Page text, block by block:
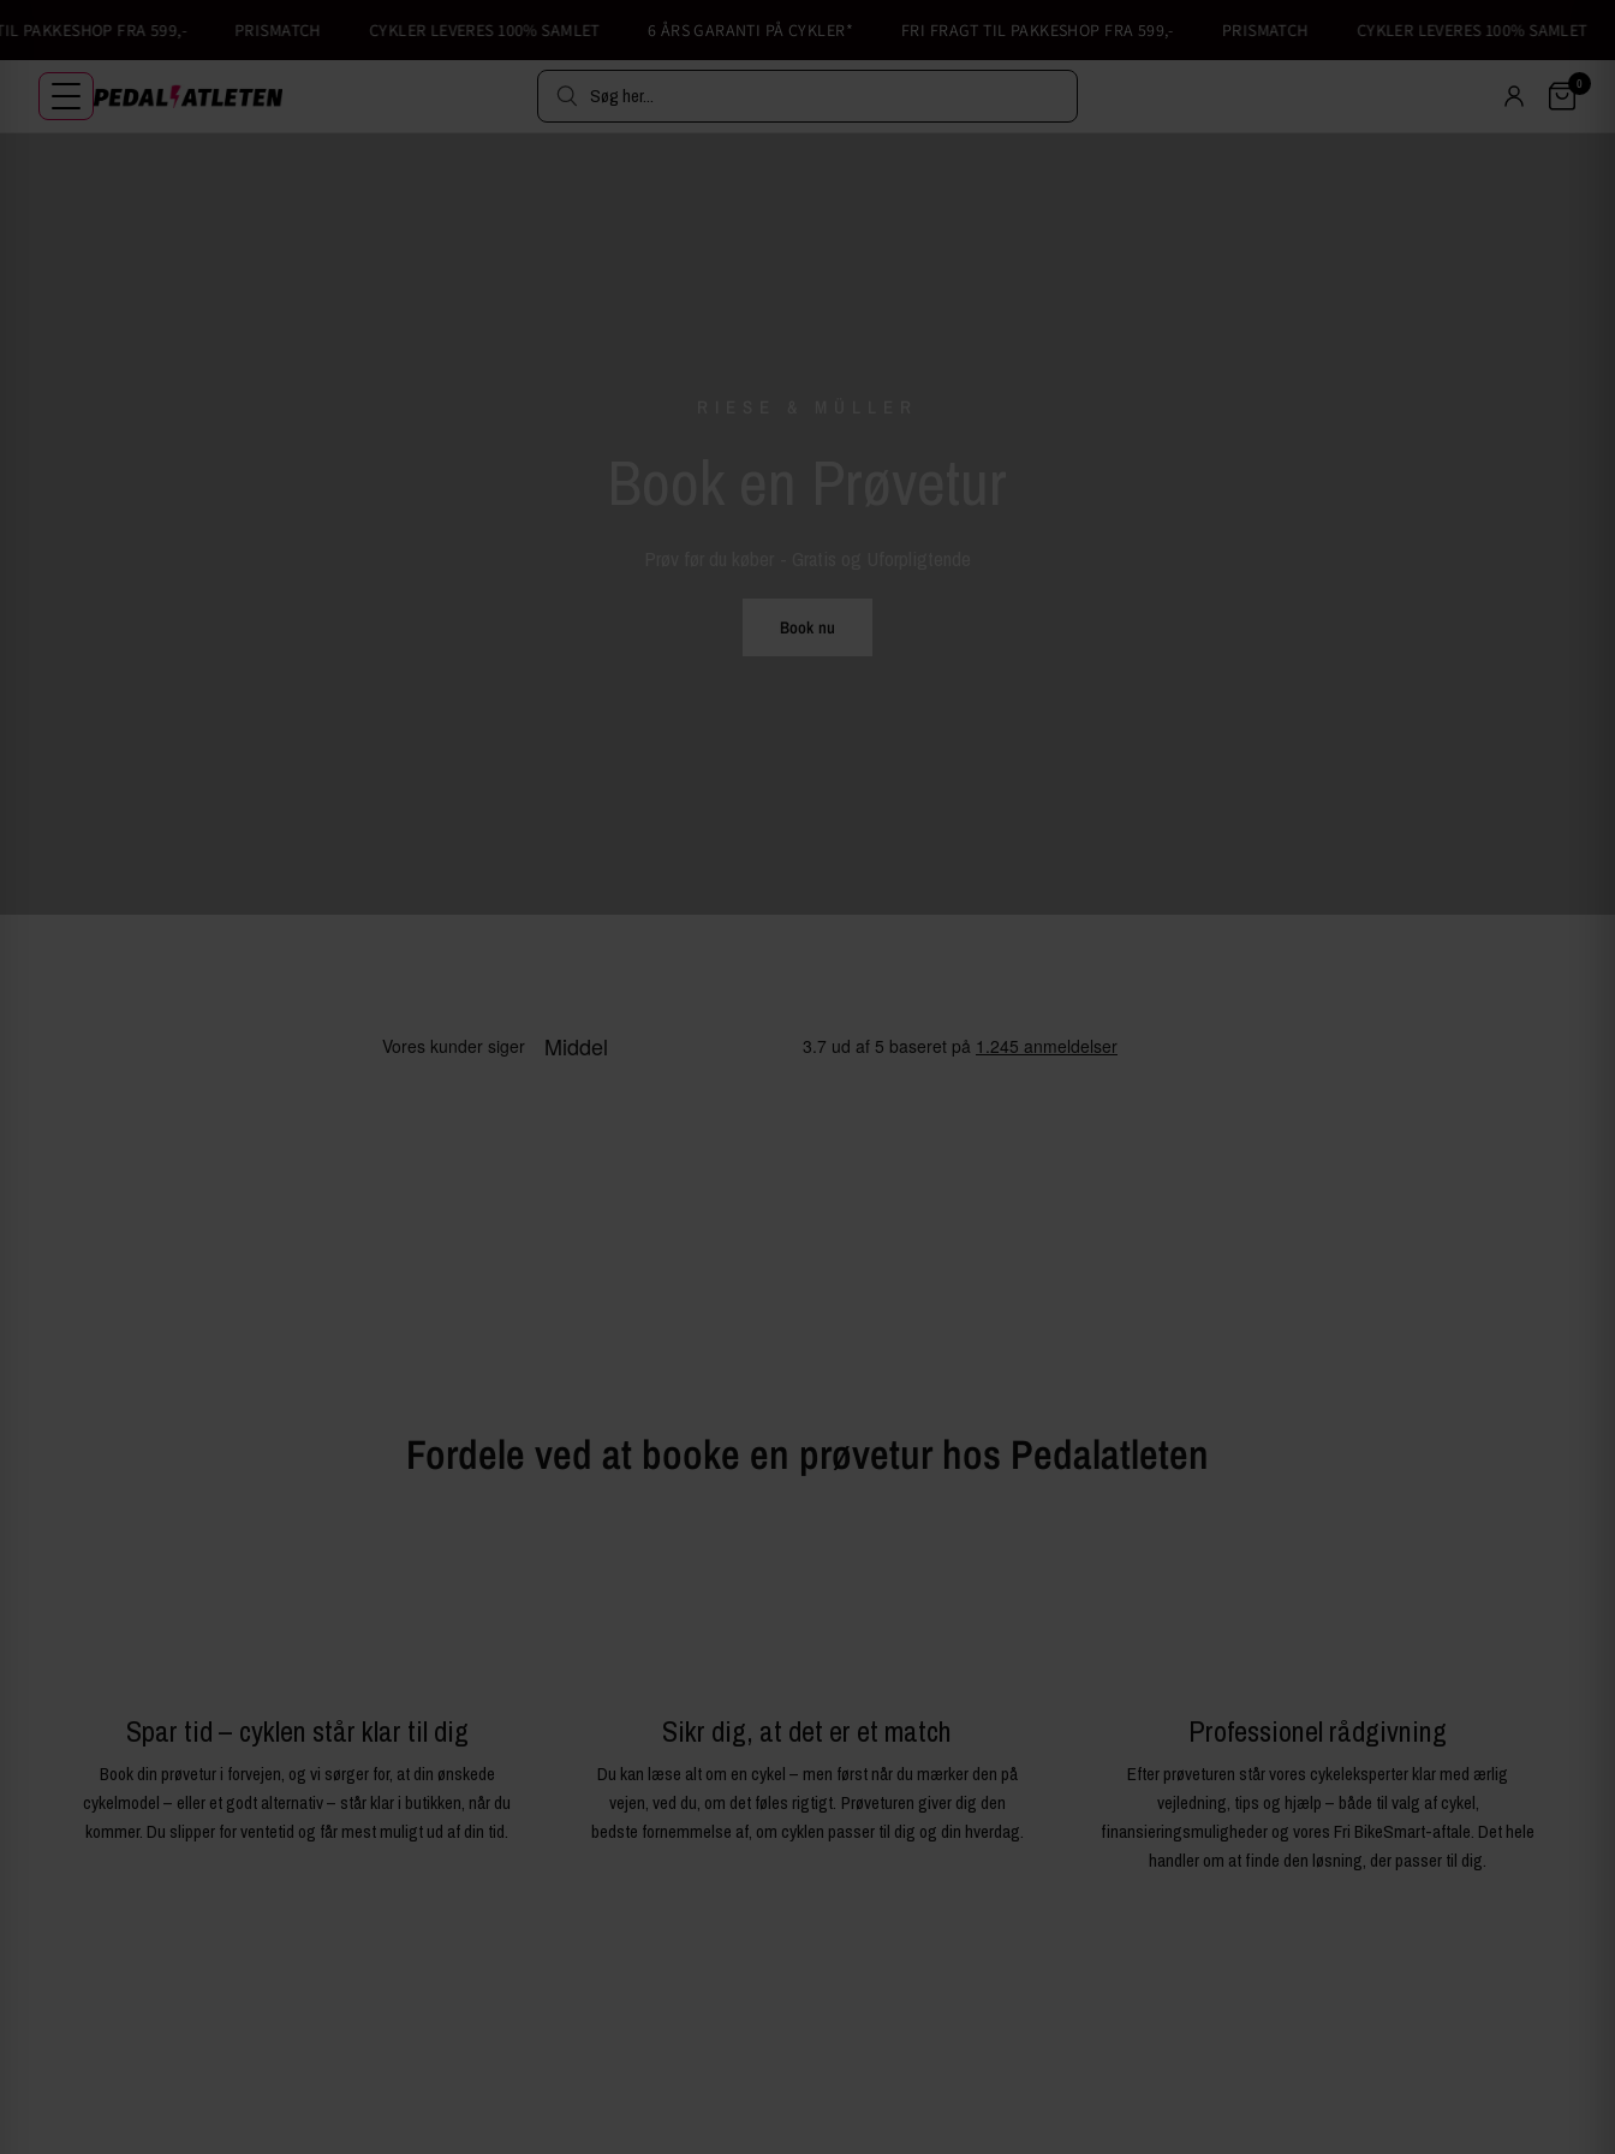
FRA 599,- PRISMATCH CYKLER LEVERES 100% SAMLET 6 ÅRS GARANTI PÅ CYKLER* FRI FRAGT TIL PAKKESHOP FRA 599,- PRISMATCH CYKLER LEVERES 100% SAMLET
Søg her... 0
Book nu
Fordele ved at booke en prøvetur hos Pedalatleten
Spar tid – cyklen står klar til dig
Book din prøvetur i forvejen, og vi sørger for, at din ønskede
cykelmodel – eller et godt alternativ – står klar i butikken, når du
kommer. Du slipper for ventetid og får mest muligt ud af din tid.
Sikr dig, at det er et match
Du kan læse alt om en cykel – men først når du mærker den på
vejen, ved du, om det føles rigtigt. Prøveturen giver dig den
bedste fornemmelse af, om cyklen passer til dig og din hverdag.
Professionel rådgivning
Efter prøveturen står vores cykeleksperter klar med ærlig
vejledning, tips og hjælp – både til valg af cykel,
finansieringsmuligheder og vores Fri BikeSmart-aftale. Det hele
handler om at finde den løsning, der passer til dig.